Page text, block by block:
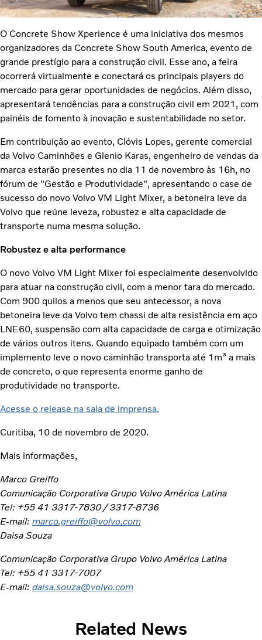
O Concrete Show Xperience é uma iniciativa dos mesmos
organizadores da Concrete Show South America, evento de
grande prestígio para a construção civil. Esse ano, a feira
ocorrerá virtualmente e conectará os principais players do
mercado para gerar oportunidades de negócios. Além disso,
apresentará tendências para a construção civil em 2021, com
painéis de fomento à inovação e sustentabilidade no setor.
Em contribuição ao evento, Clóvis Lopes, gerente comercial
da Volvo Caminhões e Glenio Karas, engenheiro de vendas da
marca estarão presentes no dia 11 de novembro às 16h, no
fórum de "Gestão e Produtividade", apresentando o case de
sucesso do novo Volvo VM Light Mixer, a betoneira leve da
Volvo que reúne leveza, robustez e alta capacidade de
transporte numa mesma solução.
Robustez e alta performance
O novo Volvo VM Light Mixer foi especialmente desenvolvido
para atuar na construção civil, com a menor tara do mercado.
Com 900 quilos a menos que seu antecessor, a nova
betoneira leve da Volvo tem chassi de alta resistência em aço
LNE60, suspensão com alta capacidade de carga e otimização
de vários outros itens. Quando equipado também com um
implemento leve o novo caminhão transporta até 1m³ a mais
de concreto, o que representa enorme ganho de
produtividade no transporte.
Acesse o release na sala de imprensa.
Curitiba, 10 de novembro de 2020.
Mais informações,
Marco Greiffo
Comunicação Corporativa Grupo Volvo América Latina
Tel: +55 41 3317-7830 / 3317-8736
E-mail: marco.greiffo@volvo.com
Daisa Souza
Comunicação Corporativa Grupo Volvo América Latina
Tel: +55 41 3317-7007
E-mail: daisa.souza@volvo.com
Related News